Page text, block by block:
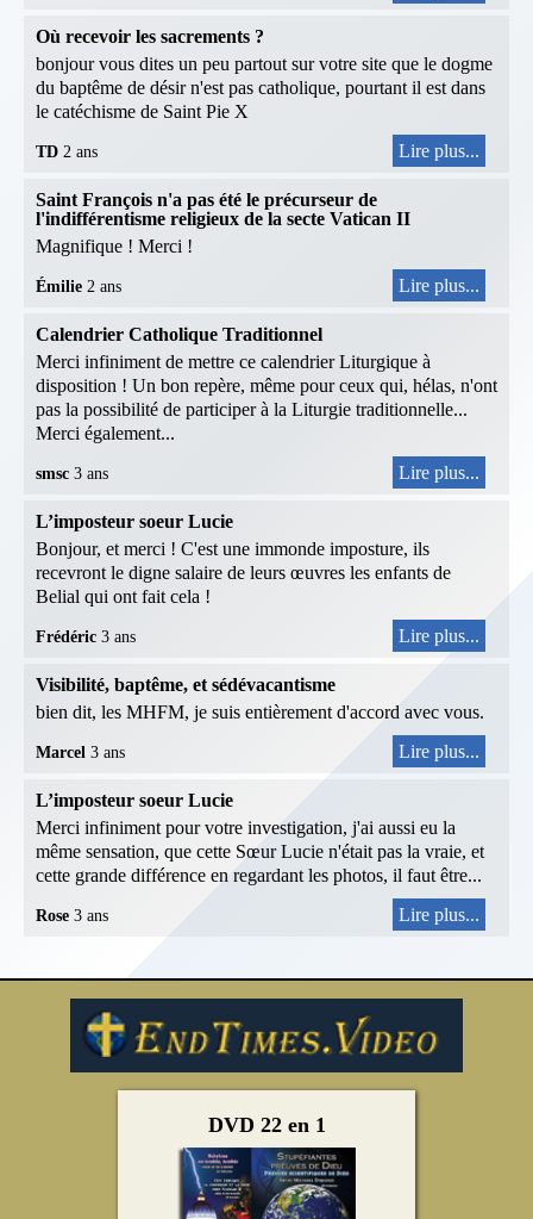
Où recevoir les sacrements ?
bonjour vous dites un peu partout sur votre site que le dogme
du baptême de désir n'est pas catholique, pourtant il est dans
le catéchisme de Saint Pie X
TD 2 ans Lire plus...
Saint François n'a pas été le précurseur de
l'indifférentisme religieux de la secte Vatican II
Magnifique ! Merci !
Émilie 2 ans Lire plus...
Calendrier Catholique Traditionnel
Merci infiniment de mettre ce calendrier Liturgique à
disposition ! Un bon repère, même pour ceux qui, hélas, n'ont
pas la possibilité de participer à la Liturgie traditionnelle...
Merci également...
smsc 3 ans Lire plus...
L’imposteur soeur Lucie
Bonjour, et merci ! C'est une immonde imposture, ils
recevront le digne salaire de leurs œuvres les enfants de
Belial qui ont fait cela !
Frédéric 3 ans Lire plus...
Visibilité, baptême, et sédévacantisme
bien dit, les MHFM, je suis entièrement d'accord avec vous.
Marcel 3 ans Lire plus...
L’imposteur soeur Lucie
Merci infiniment pour votre investigation, j'ai aussi eu la
même sensation, que cette Sœur Lucie n'était pas la vraie, et
cette grande différence en regardant les photos, il faut être...
Rose 3 ans Lire plus...
DVD 22 en 1